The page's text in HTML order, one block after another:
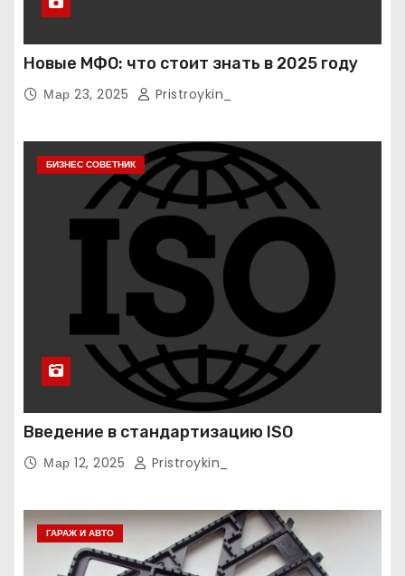
Новые МФО: что стоит знать в 2025 году
Мар 23, 2025 Pristroykin_
БИЗНЕС СОВЕТНИК
Введение в стандартизацию ISO
Мар 12, 2025 Pristroykin_
ГАРАЖ И АВТО